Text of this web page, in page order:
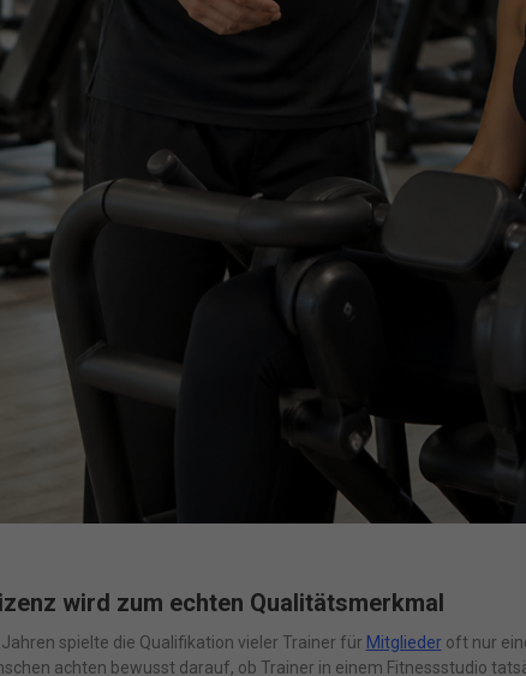
wird zum echten Qualitätsmerkmal
spielte die Qualifikation vieler Trainer für Mitgliederoft nur
achten bewusst darauf, ob Trainer in einem Fitnessstudio